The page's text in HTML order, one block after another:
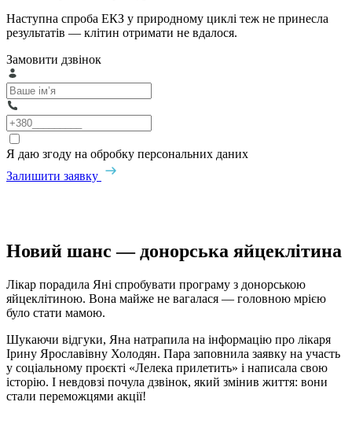
Наступна спроба ЕКЗ у природному циклі теж не принесла
результатів — клітин отримати не вдалося.
Замовити дзвінок
Я даю згоду на обробку персональних даних
Залишити заявку
Новий шанс — донорська яйцеклітина
Лікар порадила Яні спробувати програму з донорською
яйцеклітиною. Вона майже не вагалася — головною мрією
було стати мамою.
Шукаючи відгуки, Яна натрапила на інформацію про лікаря
Ірину Ярославівну Холодян. Пара заповнила заявку на участь
у соціальному проєкті «Лелека прилетить» і написала свою
історію. І невдовзі почула дзвінок, який змінив життя: вони
стали переможцями акції!